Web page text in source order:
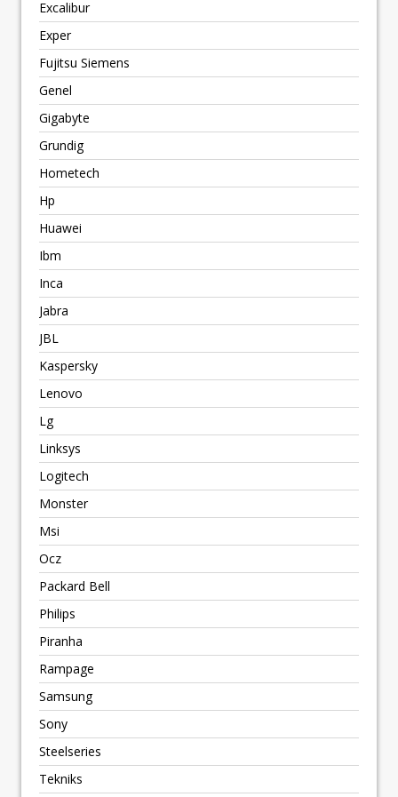
Excalibur
Exper
Fujitsu Siemens
Genel
Gigabyte
Grundig
Hometech
Hp
Huawei
Ibm
Inca
Jabra
JBL
Kaspersky
Lenovo
Lg
Linksys
Logitech
Monster
Msi
Ocz
Packard Bell
Philips
Piranha
Rampage
Samsung
Sony
Steelseries
Tekniks